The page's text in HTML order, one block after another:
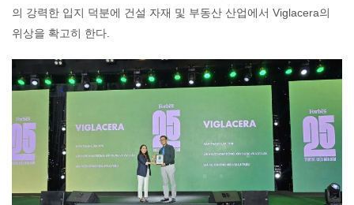
의 강력한 입지 덕분에 건설 자재 및 부동산 산업에서 Viglacera의
위상을 확고히 한다.